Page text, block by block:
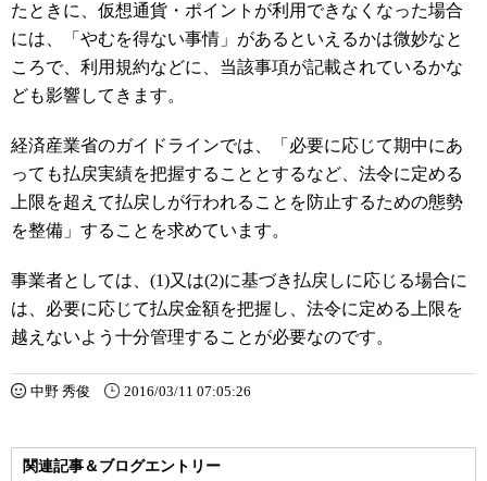
たときに、仮想通貨・ポイントが利用できなくなった場合
には、「やむを得ない事情」があるといえるかは微妙なと
ころで、利用規約などに、当該事項が記載されているかな
ども影響してきます。
経済産業省のガイドラインでは、「必要に応じて期中にあ
っても払戻実績を把握することとするなど、法令に定める
上限を超えて払戻しが行われることを防止するための態勢
を整備」することを求めています。
事業者としては、(1)又は(2)に基づき払戻しに応じる場合に
は、必要に応じて払戻金額を把握し、法令に定める上限を
越えないよう十分管理することが必要なのです。
中野 秀俊 2016/03/11 07:05:26
関連記事＆ブログエントリー